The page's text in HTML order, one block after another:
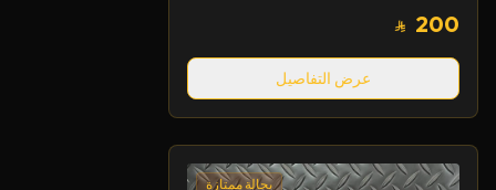
200
عرض التفاصيل
بحالة ممتازة